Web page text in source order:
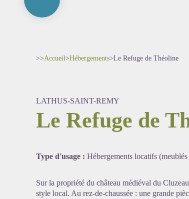
>>Accueil>Hébergements>Le Refuge de Théoline
LATHUS-SAINT-REMY
Le Refuge de
Type d'usage : Hébergements locatifs
Sur la propriété du château médiéval du
style local. Au rez-de-chaussée : une grande